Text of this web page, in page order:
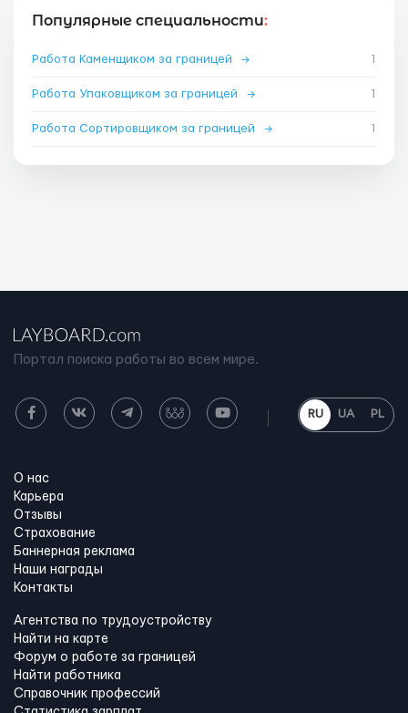
Популярные специальности:
Работа Каменщиком за границей → 1
Работа Упаковщиком за границей → 1
Работа Сортировщиком за границей → 1
Портал поиска работы во всем мире.
RU UA PL
О нас
Карьера
Отзывы
Страхование
Баннерная реклама
Наши награды
Контакты
Агентства по трудоустройству
Найти на карте
Форум о работе за границей
Найти работника
Справочник профессий